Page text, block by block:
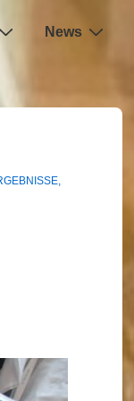
News
,